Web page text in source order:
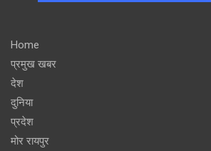
Home
प्रमुख खबर
देश
दुनिया
प्रदेश
मोर रायपुर